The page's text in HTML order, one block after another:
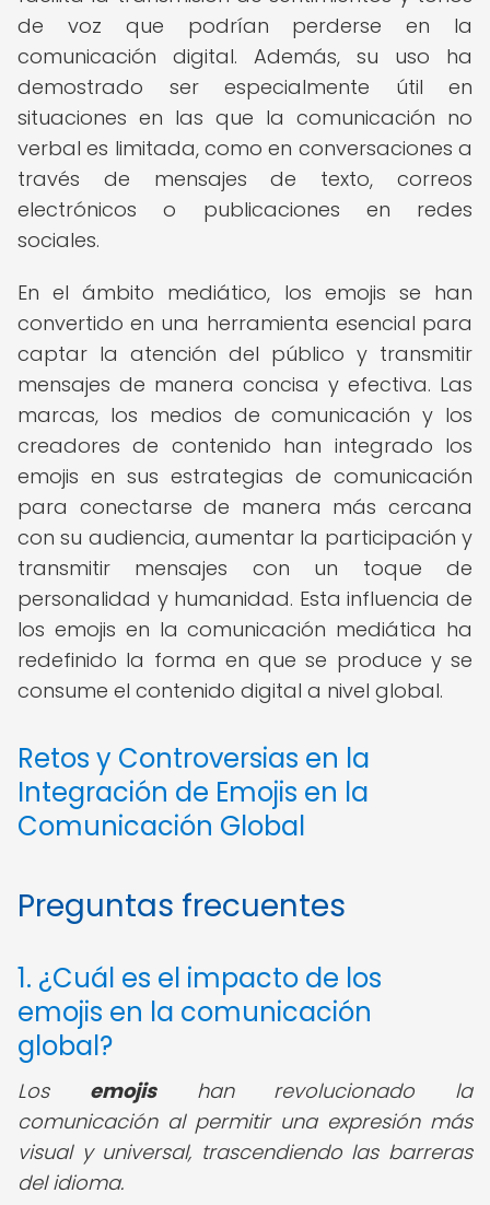
de voz que podrían perderse en la
comunicación digital. Además, su uso ha
demostrado ser especialmente útil en
situaciones en las que la comunicación no
verbal es limitada, como en conversaciones a
través de mensajes de texto, correos
electrónicos o publicaciones en redes
sociales.
En el ámbito mediático, los emojis se han
convertido en una herramienta esencial para
captar la atención del público y transmitir
mensajes de manera concisa y efectiva. Las
marcas, los medios de comunicación y los
creadores de contenido han integrado los
emojis en sus estrategias de comunicación
para conectarse de manera más cercana
con su audiencia, aumentar la participación y
transmitir mensajes con un toque de
personalidad y humanidad. Esta influencia de
los emojis en la comunicación mediática ha
redefinido la forma en que se produce y se
consume el contenido digital a nivel global.
Retos y Controversias en la
Integración de Emojis en la
Comunicación Global
Preguntas frecuentes
1. ¿Cuál es el impacto de los
emojis en la comunicación
global?
Los emojishan revolucionado la
comunicación al permitir una expresión más
visual y universal, trascendiendo las barreras
del idioma.